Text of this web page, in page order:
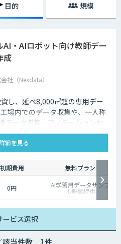
目的 規模
AI・AIロボット向け教師デー
成
社（Nexdata）
し、延べ8,000㎡超の専用デー
場内でのデータ収集や、一人称
ータ収集・アノテーションか
制御に対応した既製データセッ
速させる包括的なデータソリュ
細を見る
初期費用 無料プラン
0円 AI学習用データサンプ
ル無償提供
ービス選択
該当件数 1件